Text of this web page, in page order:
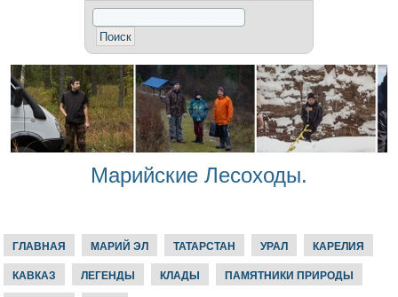
Марийские Лесоходы.
ГЛАВНАЯ МАРИЙ ЭЛ ТАТАРСТАН УРАЛ КАРЕЛИЯ
КАВКАЗ ЛЕГЕНДЫ КЛАДЫ ПАМЯТНИКИ ПРИРОДЫ